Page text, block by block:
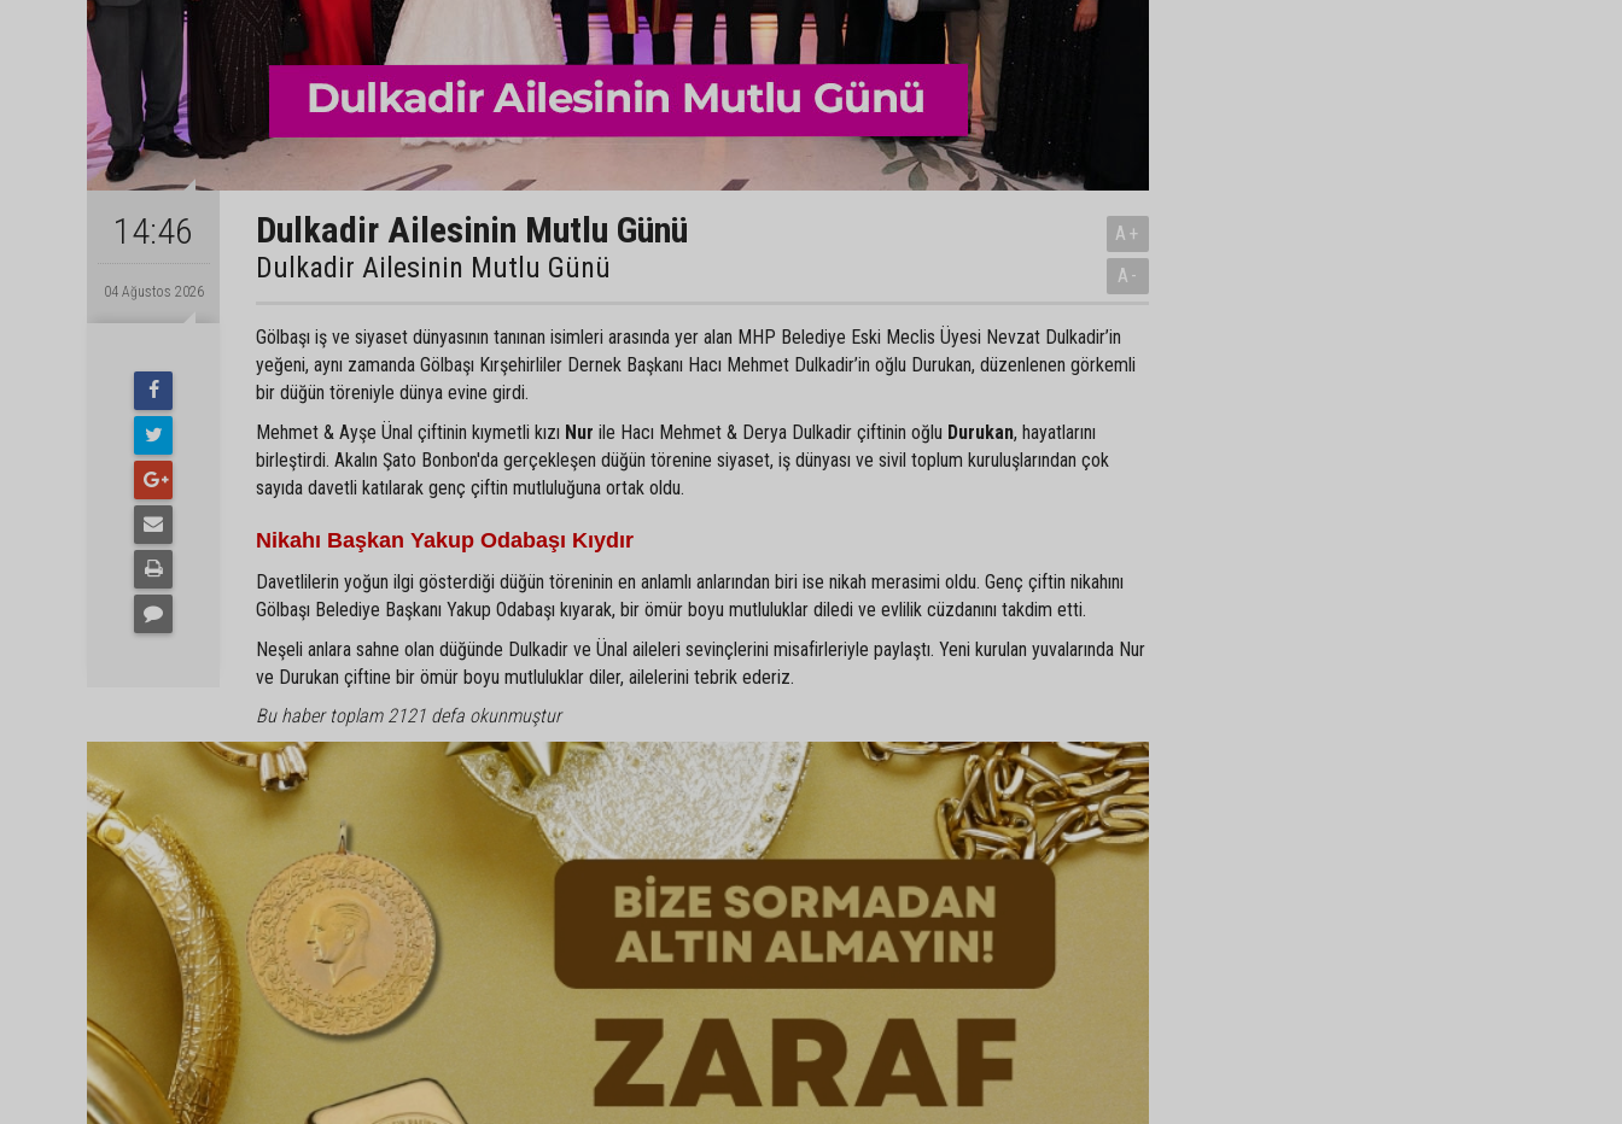
14:46
04 Ağustos 2026
Dulkadir Ailesinin Mutlu Günü
Dulkadir Ailesinin Mutlu Günü
A+
A-
Gölbaşı iş ve siyaset dünyasının tanınan isimleri arasında yer alan MHP Belediye Eski Meclis Üyesi Nevzat Dulkadir’in
yeğeni, aynı zamanda Gölbaşı Kırşehirliler Dernek Başkanı Hacı Mehmet Dulkadir’in oğlu Durukan, düzenlenen görkemli
bir düğün töreniyle dünya evine girdi.
Mehmet & Ayşe Ünal çiftinin kıymetli kızı Nur ile Hacı Mehmet & Derya Dulkadir çiftinin oğlu Durukan, hayatlarını
birleştirdi. Akalın Şato Bonbon'da gerçekleşen düğün törenine siyaset, iş dünyası ve sivil toplum kuruluşlarından çok
sayıda davetli katılarak genç çiftin mutluluğuna ortak oldu.
Nikahı Başkan Yakup Odabaşı Kıydır
Davetlilerin yoğun ilgi gösterdiği düğün töreninin en anlamlı anlarından biri ise nikah merasimi oldu. Genç çiftin nikahını
Gölbaşı Belediye Başkanı Yakup Odabaşı kıyarak, bir ömür boyu mutluluklar diledi ve evlilik cüzdanını takdim etti.
Neşeli anlara sahne olan düğünde Dulkadir ve Ünal aileleri sevinçlerini misafirleriyle paylaştı. Yeni kurulan yuvalarında Nur
ve Durukan çiftine bir ömür boyu mutluluklar diler, ailelerini tebrik ederiz.
Bu haber toplam 2121 defa okunmuştur